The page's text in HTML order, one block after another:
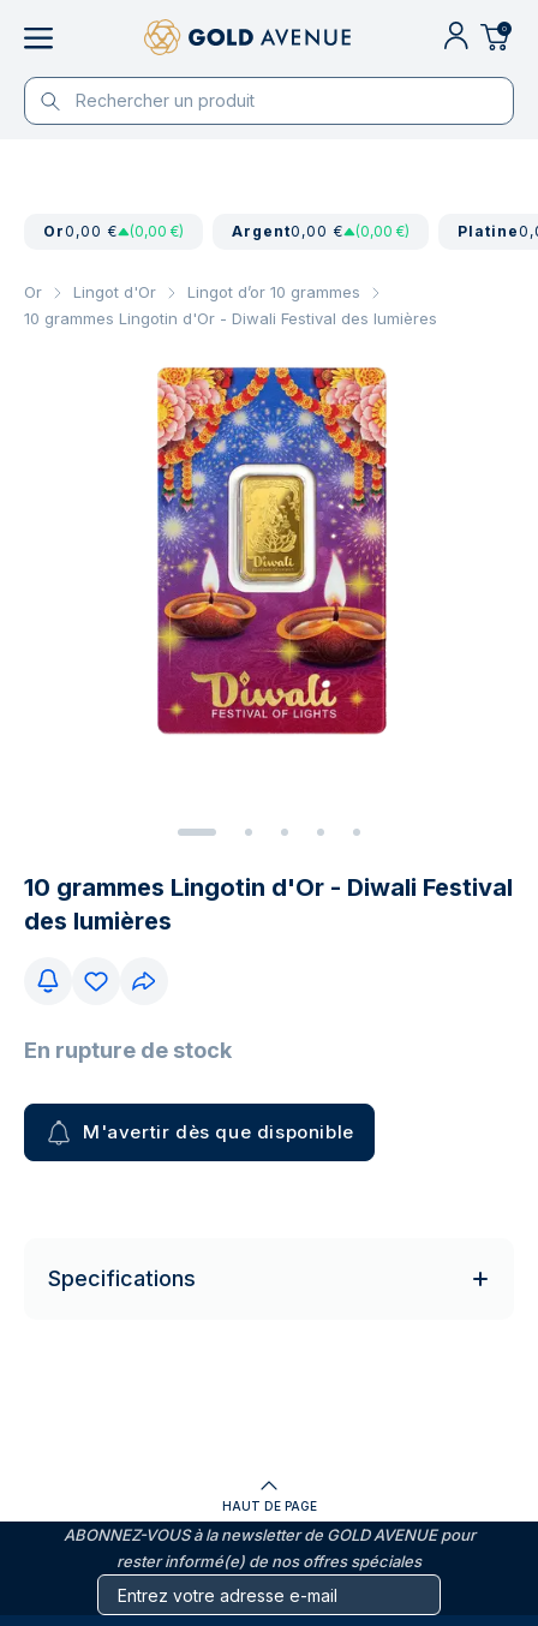
0
Or0,00 € (0,00 €) Argent0,00 € (0,00 €) Platine
Or Lingot d'Or
Lingot d’or 10 grammes
10 grammes Lingotin d'Or - Diwali Festival des lumières
10 grammes Lingotin d'Or - Diwali Festival
des lumières
En rupture de stock
M'avertir dès que disponible
Specifications
HAUT DE PAGE
ABONNEZ-VOUS à la newsletter de GOLD AVENUE pour
rester informé(e) de nos offres spéciales